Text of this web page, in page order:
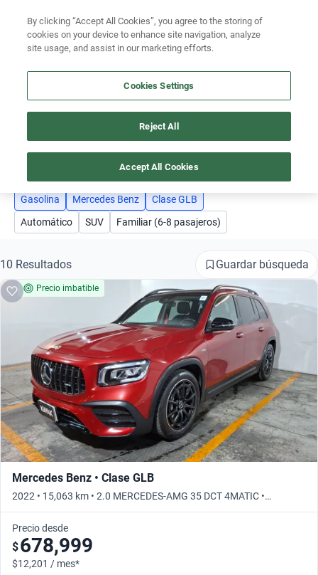
Ubicación
AUTOS MERCEDES BENZ CLASE GLB GASOLINA
Busca por año
Busca por marca
Busca por modelo
3
Gasolina Mercedes Benz
Clase GLB
Automático
SUV Familiar (6-8 pasajeros)
10 Resultados Guardar búsqueda
Precio imbatible
Mercedes Benz • Clase GLB
2022 • 15,063 km • 2.0 MERCEDES-AMG 35 DCT 4MATIC •
Automático
Precio desde
$678,999
$12,201 / mes*
By clicking “Accept All Cookies”, you agree to the storing of
cookies on your device to enhance site navigation, analyze
site usage, and assist in our marketing efforts.
Cookies Settings
Reject All
Accept All Cookies